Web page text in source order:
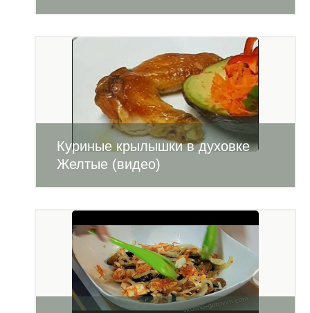
Куриные крылышки в духовке
Желтые (видео)